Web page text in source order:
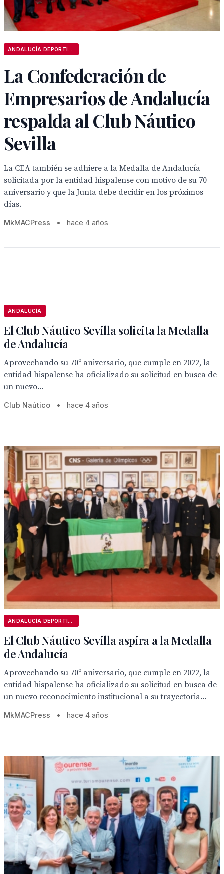
La Confederación de
Empresarios de Andalucía
respalda al Club Náutico
Sevilla
La CEA también se adhiere a la Medalla de Andalucía
solicitada por la entidad hispalense con motivo de su 70
aniversario y que la Junta debe decidir en los próximos
días.
MkMACPress • hace 4 años
ANDALUCÍA
El Club Náutico Sevilla solicita la Medalla
de Andalucía
Aprovechando su 70º aniversario, que cumple en 2022, la
entidad hispalense ha oficializado su solicitud en busca de
un nuevo...
Club Naútico • hace 4 años
El Club Náutico Sevilla aspira a la Medalla
de Andalucía
Aprovechando su 70º aniversario, que cumple en 2022, la
entidad hispalense ha oficializado su solicitud en busca de
un nuevo reconocimiento institucional a su trayectoria...
MkMACPress • hace 4 años